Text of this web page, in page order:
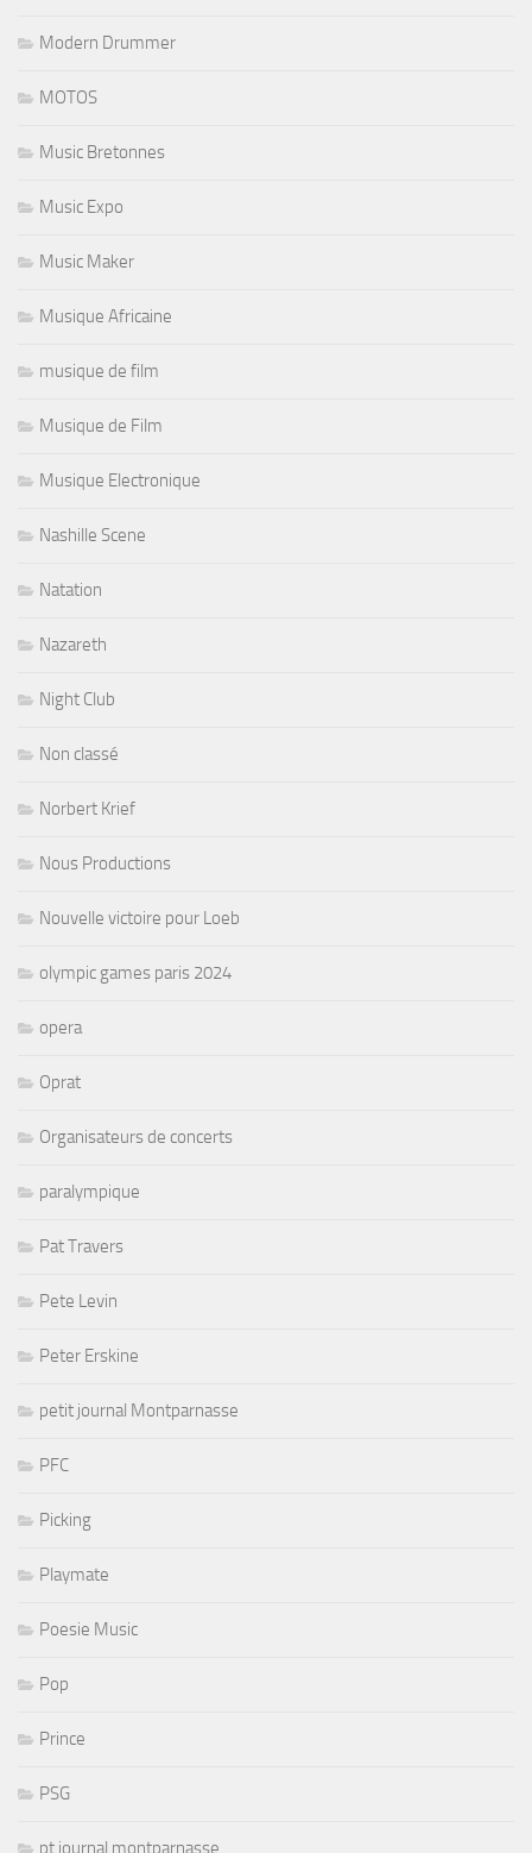
Modern Drummer
MOTOS
Music Bretonnes
Music Expo
Music Maker
Musique Africaine
musique de film
Musique de Film
Musique Electronique
Nashille Scene
Natation
Nazareth
Night Club
Non classé
Norbert Krief
Nous Productions
Nouvelle victoire pour Loeb
olympic games paris 2024
opera
Oprat
Organisateurs de concerts
paralympique
Pat Travers
Pete Levin
Peter Erskine
petit journal Montparnasse
PFC
Picking
Playmate
Poesie Music
Pop
Prince
PSG
pt journal montparnasse